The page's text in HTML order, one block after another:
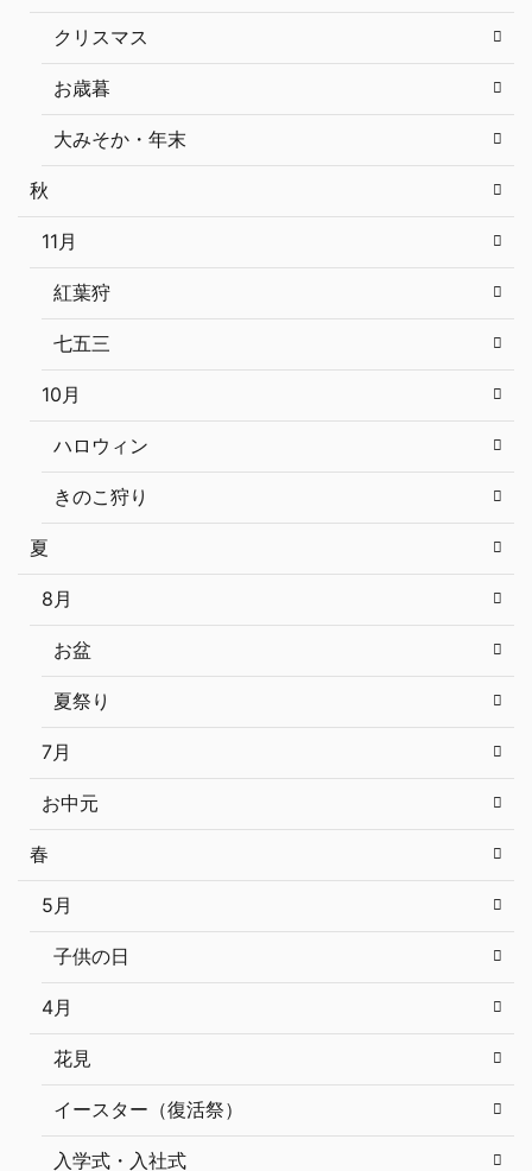
クリスマス
お歳暮
大みそか・年末
秋
11月
紅葉狩
七五三
10月
ハロウィン
きのこ狩り
夏
8月
お盆
夏祭り
7月
お中元
春
5月
子供の日
4月
花見
イースター（復活祭）
入学式・入社式